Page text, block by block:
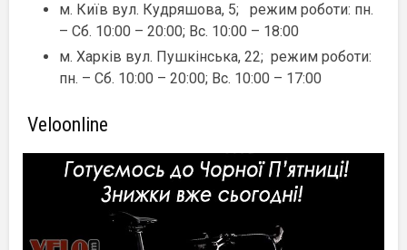
м. Київ вул. Кудряшова, 5; режим роботи: пн.
– Сб. 10:00 – 20:00; Вс. 10:00 – 18:00
м. Харків вул. Пушкінська, 22; режим роботи:
пн. – Сб. 10:00 – 20:00; Вс. 10:00 – 17:00
Veloonline